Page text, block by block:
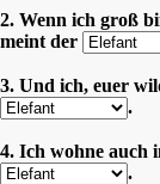
2. Wenn ich groß
meint der
3. Und ich, euer
.
4. Ich wohne auch
.